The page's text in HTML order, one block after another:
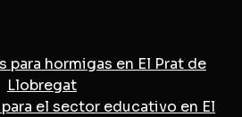
para hormigas en El Prat de
Llobregat
el sector educativo en El